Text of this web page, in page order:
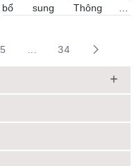
09/2015/TTNHNN ngày
bổ sung Thông tư
5 Intermediate Pages
34